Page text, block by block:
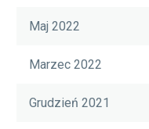
Maj 2022
Marzec 2022
Grudzień 2021